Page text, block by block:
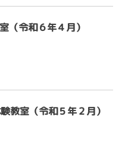
（令和６年４月）
教室（令和５年２月）